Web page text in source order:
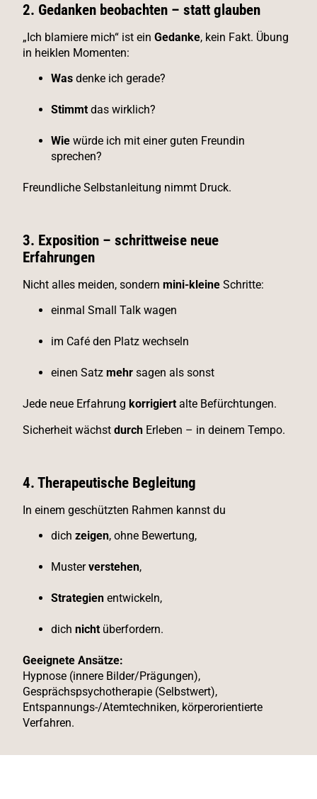
2. Gedanken beobachten – statt glauben
„Ich blamiere mich“ ist ein Gedanke, kein Fakt. Übung
in heiklen Momenten:
Was denke ich gerade?
Stimmt das wirklich?
Wie würde ich mit einer guten Freundin
sprechen?
Freundliche Selbstanleitung nimmt Druck.
3. Exposition – schrittweise neue
Erfahrungen
Nicht alles meiden, sondern mini-kleine Schritte:
einmal Small Talk wagen
im Café den Platz wechseln
einen Satz mehr sagen als sonst
Jede neue Erfahrung korrigiert alte Befürchtungen.
Sicherheit wächst durch Erleben – in deinem Tempo.
4. Therapeutische Begleitung
In einem geschützten Rahmen kannst du
dich zeigen, ohne Bewertung,
Musterverstehen,
Strategien entwickeln,
dich nicht überfordern.
Geeignete Ansätze:
Hypnose (innere Bilder/Prägungen),
Gesprächspsychotherapie (Selbstwert),
Entspannungs-/Atemtechniken, körperorientierte
Verfahren.